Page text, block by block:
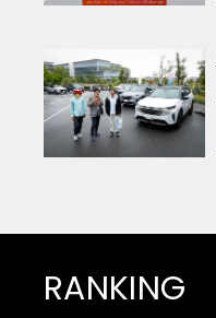
RANKING